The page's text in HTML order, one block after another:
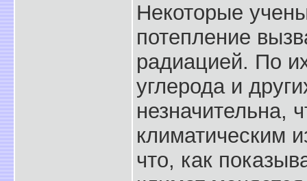
Некоторые
потепление
радиацией. По
углерода и
незначительна,
климатическим
что, как